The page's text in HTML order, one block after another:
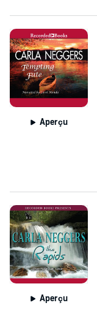
Aperçu
Aperçu